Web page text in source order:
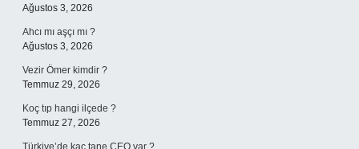
Ağustos 3, 2026
Ahcı mı aşçı mı ?
Ağustos 3, 2026
Vezir Ömer kimdir ?
Temmuz 29, 2026
Koç tıp hangi ilçede ?
Temmuz 27, 2026
Türkiye’de kaç tane CEO var ?